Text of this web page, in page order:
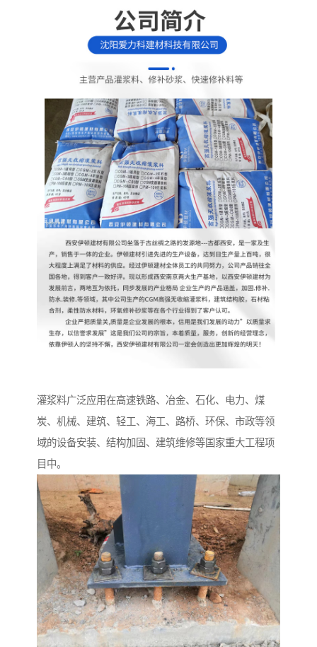
灌浆料广泛应用在高速铁路、冶金、石化、电力、煤
炭、机械、建筑、轻工、海工、路桥、环保、市政等领
域的设备安装、结构加固、建筑维修等国家重大工程项
目中。